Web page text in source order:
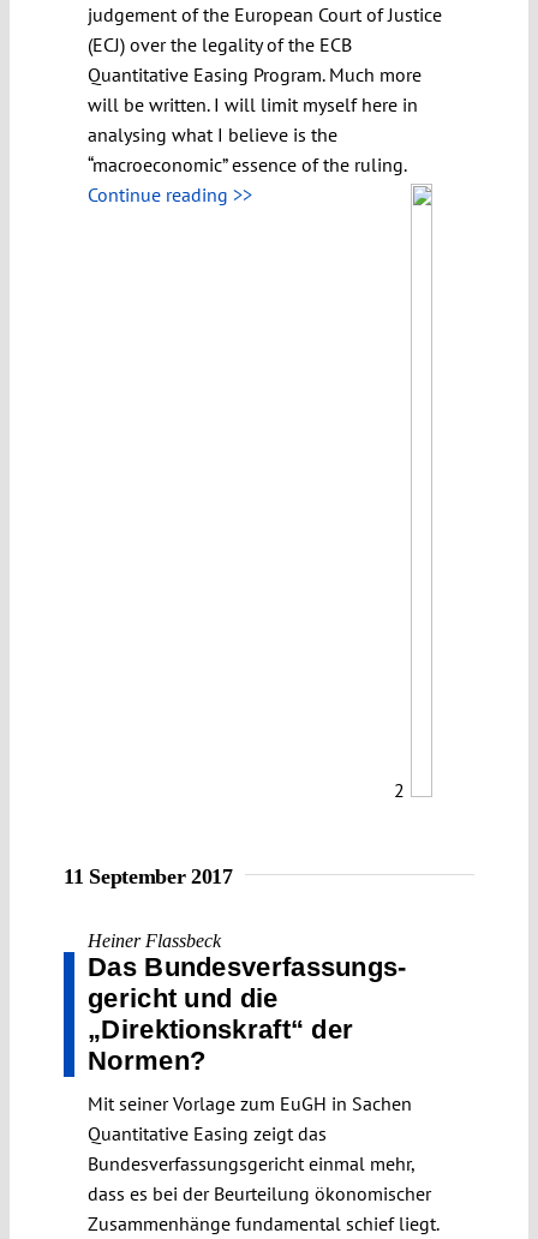
judgement of the European Court of Justice
(ECJ) over the legality of the ECB
Quantitative Easing Program. Much more
will be written. I will limit myself here in
analysing what I believe is the
“macroeconomic” essence of the ruling.
Continue reading >>
2
11 September 2017
Heiner Flassbeck
Das Bundes­verfassungs­
gericht und die
„Direktionskraft“ der
Normen?
Mit seiner Vorlage zum EuGH in Sachen
Quantitative Easing zeigt das
Bundesverfassungsgericht einmal mehr,
dass es bei der Beurteilung ökonomischer
Zusammenhänge fundamental schief liegt.